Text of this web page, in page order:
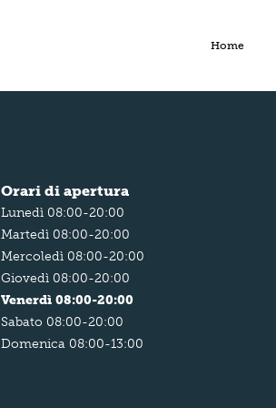
Home
Orari di apertura
Lunedì 08:00-20:00
Martedì 08:00-20:00
Mercoledì 08:00-20:00
Giovedì 08:00-20:00
Venerdì 08:00-20:00
Sabato 08:00-20:00
Domenica 08:00-13:00